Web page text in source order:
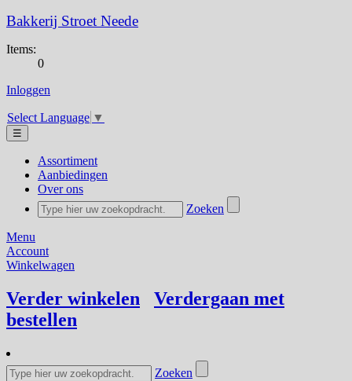
Bakkerij Stroet Neede
Items:
0
Inloggen
Select Language ▼
☰
Assortiment
Aanbiedingen
Over ons
Zoeken
Menu
Account
Winkelwagen
Verder winkelen
Verdergaan met
bestellen
Zoeken